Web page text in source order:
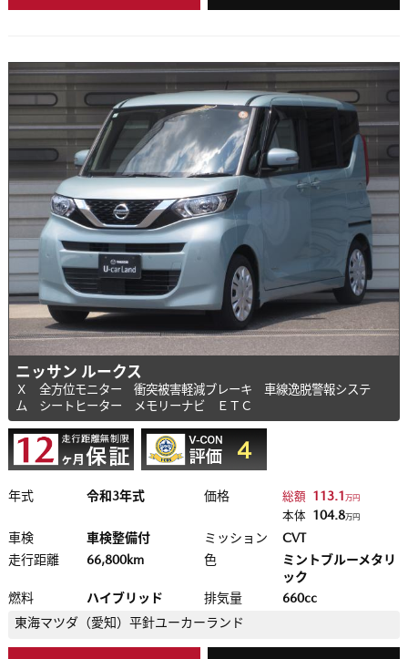
ニッサン ルークス
Ｘ 全方位モニター 衝突被害軽減ブレーキ 車線逸脱警報システ
ム シートヒーター メモリーナビ ＥＴＣ
年式 令和3年式 価格 総額 113.1万円
本体 104.8万円
車検 車検整備付 ミッション
CVT
走行距離
66,800km 色
ミントブルーメタリ
ック
燃料
ハイブリッド 排気量
660cc
東海マツダ（愛知） 平針ユーカーランド